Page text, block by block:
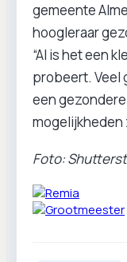
gemeente
hoogleraar
“Al is het een
probeert. Veel
een
mogelijkheden
Foto: